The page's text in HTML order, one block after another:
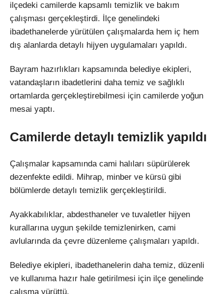
ilçedeki camilerde kapsamlı temizlik ve bakım
çalışması gerçekleştirdi. İlçe genelindeki
ibadethanelerde yürütülen çalışmalarda hem iç hem
dış alanlarda detaylı hijyen uygulamaları yapıldı.
Bayram hazırlıkları kapsamında belediye ekipleri,
vatandaşların ibadetlerini daha temiz ve sağlıklı
ortamlarda gerçekleştirebilmesi için camilerde yoğun
mesai yaptı.
Camilerde detaylı temizlik yapıldı
Çalışmalar kapsamında cami halıları süpürülerek
dezenfekte edildi. Mihrap, minber ve kürsü gibi
bölümlerde detaylı temizlik gerçekleştirildi.
Ayakkabılıklar, abdesthaneler ve tuvaletler hijyen
kurallarına uygun şekilde temizlenirken, cami
avlularında da çevre düzenleme çalışmaları yapıldı.
Belediye ekipleri, ibadethanelerin daha temiz, düzenli
ve kullanıma hazır hale getirilmesi için ilçe genelinde
çalışma yürüttü.